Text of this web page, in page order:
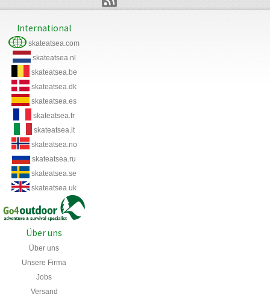
International
skateatsea.com
skateatsea.nl
skateatsea.be
skateatsea.dk
skateatsea.es
skateatsea.fr
skateatsea.it
skateatsea.no
skateatsea.ru
skateatsea.se
skateatsea.uk
Über uns
Über uns
Unsere Firma
Jobs
Versand